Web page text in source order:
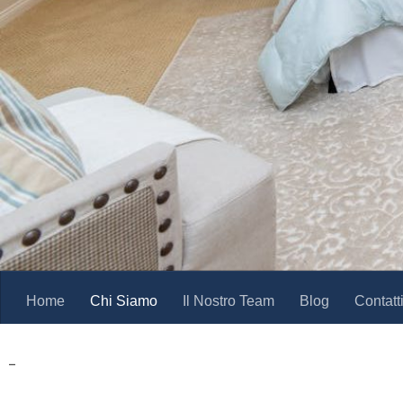
Home Chi Siamo Il Nostro Team Blog Contatti